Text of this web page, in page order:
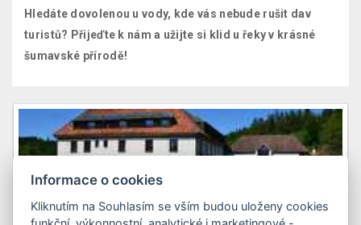
Hledáte dovolenou u vody, kde vás nebude rušit dav
turistů? Přijeďte k nám a užijte si klid u řeky v krásné
šumavské přírodě!
Informace o cookies
Kliknutím na Souhlasím se vším budou uloženy cookies